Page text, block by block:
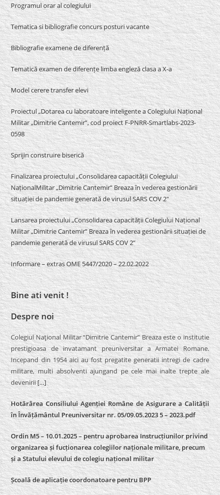
Programul orar al colegiului
Tematica si bibliografie concurs posturi vacante
Bibliografie examene de diferență
Tematică examen de diferențe limba engleză clasa a X-a
Model cerere transfer elevi
Proiectul „Dotarea cu laboratoare inteligente a Colegiului Național
Militar „Dimitrie Cantemir”, cod proiect F-PNRR-Smartlabs-2023-
0598
Sprijin construire biserică
Finalizarea proiectului „Consolidarea capacității Colegiului
NaționalMilitar „Dimitrie Cantemir” Breaza în vederea gestionării
situației de pandemie generată de virusul SARS COV 2″
Lansarea proiectului „Consolidarea capacității Colegiului Național
Militar „Dimitrie Cantemir” Breaza în vederea gestionării situației de
pandemie generată de virusul SARS COV 2”
Informare – extras OME 5447/2020 – 22.02.2022
Bine ati venit !
Despre noi
Colegiul Naţional Militar “Dimitrie Cantemir” Breaza este o institutie
prestigioasa de invatamant preuniversitar a Armatei Romane.
Incepand din 1954 aici au fost pregatite generatii intregi de cadre
militare, multi absolventi ajungand pe cele mai inalte trepte ale
devenirii[…]
Hotărârea Consiliului Agenției Române de Asigurare a Calității
în Învățământul Preuniversitar nr. 05/09.05.2023 5 – 2023.pdf
Ordin M5 – 10.01.2025 – pentru aprobarea Instrucțiunilor privind
organizarea și fucționarea colegiilor naționale militare, precum
și a Statului elevului de colegiu național militar
Școală de aplicație coordonatoare pentru BPP